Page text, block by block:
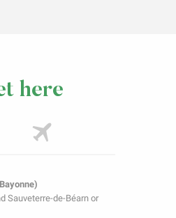
here
Sauveterre-de-Béarn or